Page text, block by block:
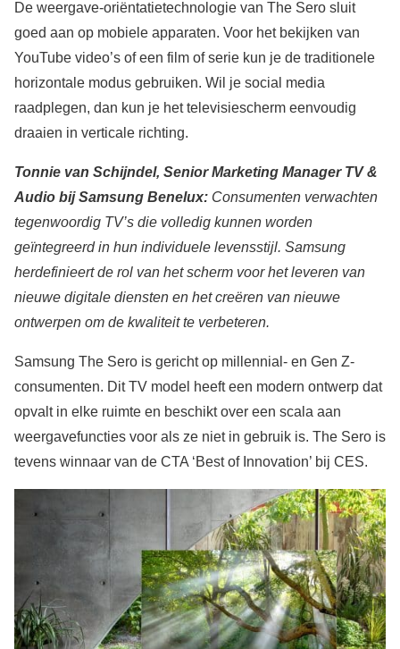
De weergave-oriëntatietechnologie van The Sero sluit
goed aan op mobiele apparaten. Voor het bekijken van
YouTube video’s of een film of serie kun je de traditionele
horizontale modus gebruiken. Wil je social media
raadplegen, dan kun je het televisiescherm eenvoudig
draaien in verticale richting.
Tonnie van Schijndel, Senior Marketing Manager TV &
Audio bij Samsung Benelux: Consumenten verwachten
tegenwoordig TV’s die volledig kunnen worden
geïntegreerd in hun individuele levensstijl. Samsung
herdefinieert de rol van het scherm voor het leveren van
nieuwe digitale diensten en het creëren van nieuwe
ontwerpen om de kwaliteit te verbeteren.
Samsung The Sero is gericht op millennial- en Gen Z-
consumenten. Dit TV model heeft een modern ontwerp dat
opvalt in elke ruimte en beschikt over een scala aan
weergavefuncties voor als ze niet in gebruik is. The Sero is
tevens winnaar van de CTA ‘Best of Innovation’ bij CES.